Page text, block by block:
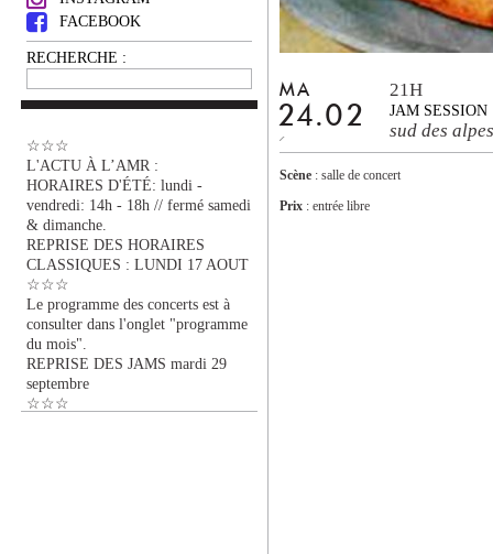
FACEBOOK
RECHERCHE :
☆☆☆
L'ACTU À L’AMR :
HORAIRES D'ÉTÉ: lundi -
vendredi: 14h - 18h // fermé samedi
& dimanche.
REPRISE DES HORAIRES
CLASSIQUES : LUNDI 17 AOUT
☆☆☆
Le programme des concerts est à
consulter dans l'onglet "programme
du mois".
REPRISE DES JAMS mardi 29
septembre
☆☆☆
MA
24.02
21H
JAM SESSION
sud des alpes
Scène : salle de concert
Prix : entrée libre